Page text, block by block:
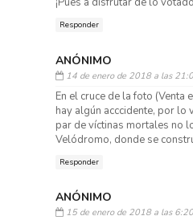
Responder
ANÓNIMO
14 de enero de 2018 a las
En el cruce de la foto (Venta
hay algún acccidente, por lo
par de víctinas mortales no
Velódromo, donde se
Responder
ANÓNIMO
15 de enero de 2018 a las 6:20